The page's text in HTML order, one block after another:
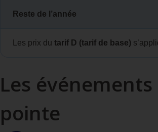
Reste de l’année
Les prix du tarif D (tarif de base)
Les événements
pointe